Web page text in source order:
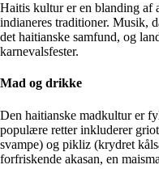
Haitis kultur er en blanding af
indianeres traditioner. Musik,
det haitianske samfund, og
karnevalsfester.
Mad og drikke
Den haitianske madkultur er
populære retter inkluderer
svampe) og pikliz (krydret
forfriskende akasan, en